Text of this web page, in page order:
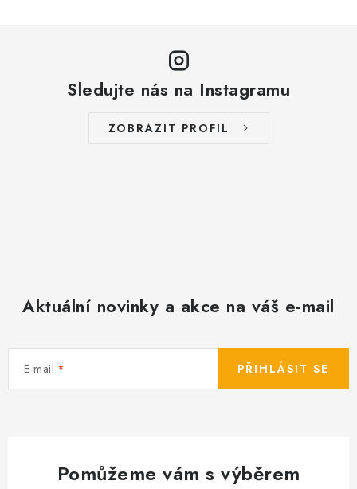
Sledujte nás na Instagramu
ZOBRAZIT PROFIL
Aktuální novinky a akce na váš e-mail
E-mail PŘIHLÁSIT SE
Pomůžeme vám s výběrem